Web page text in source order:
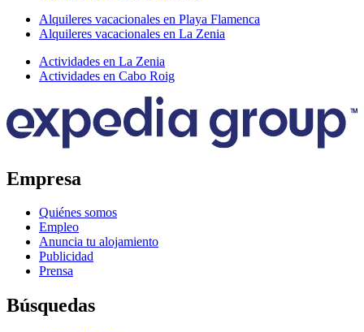
Alquileres vacacionales en Playa Flamenca
Alquileres vacacionales en La Zenia
Actividades en La Zenia
Actividades en Cabo Roig
Empresa
Quiénes somos
Empleo
Anuncia tu alojamiento
Publicidad
Prensa
Búsquedas